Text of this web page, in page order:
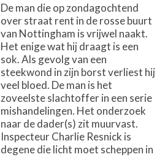
De man die op zondagochtend
over straat rent in de rosse buurt
van Nottingham is vrijwel naakt.
Het enige wat hij draagt is een
sok. Als gevolg van een
steekwond in zijn borst verliest hij
veel bloed. De man is het
zoveelste slachtoffer in een serie
mishandelingen. Het onderzoek
naar de dader(s) zit muurvast.
Inspecteur Charlie Resnick is
degene die licht moet scheppen in